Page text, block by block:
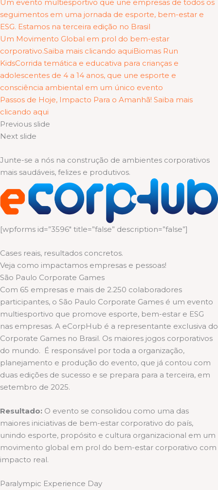
Um evento multiesportivo que une empresas de todos os
seguimentos em uma jornada de esporte, bem-estar e
ESG. Estamos na terceira edição no Brasil
Um Movimento Global em prol do bem-estar
corporativo.Saiba mais clicando aquiBiomas Run
KidsCorrida temática e educativa para crianças e
adolescentes de 4 a 14 anos, que une esporte e
consciência ambiental em um único evento
Passos de Hoje, Impacto Para o Amanhã! Saiba mais
clicando aqui
Previous slide
Next slide
Junte-se a nós na construção de ambientes corporativos
mais saudáveis, felizes e produtivos.
[wpforms id=”3596″ title=”false” description=”false”]
Cases reais, resultados concretos.
Veja como impactamos empresas e pessoas!
São Paulo Corporate Games
Com 65 empresas e mais de 2.250 colaboradores
participantes, o São Paulo Corporate Games é um evento
multiesportivo que promove esporte, bem-estar e ESG
nas empresas. A eCorpHub é a representante exclusiva do
Corporate Games no Brasil. Os maiores jogos corporativos
do mundo. É responsável por toda a organização,
planejamento e produção do evento, que já contou com
duas edições de sucesso e se prepara para a terceira, em
setembro de 2025.
Resultado: O evento se consolidou como uma das
maiores iniciativas de bem-estar corporativo do país,
unindo esporte, propósito e cultura organizacional em um
movimento global em prol do bem-estar corporativo com
impacto real.
Paralympic Experience Day